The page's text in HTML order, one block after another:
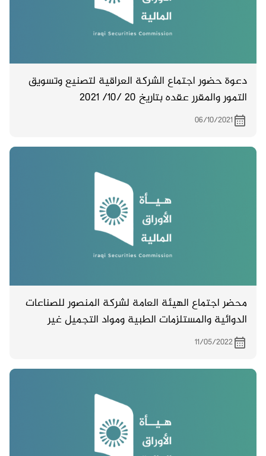
دعوة حضور اجتماع الشركة العراقية لتصنيع وتسويق
التمور والمقرر عقده بتاريخ 20 /10/ 2021
06/10/2021
محضر اجتماع الهيئة العامة لشركة المنصور للصناعات
الدوائية والمستلزمات الطبية ومواد التجميل غير
المصدق والمنعقد بتاريخ 7/5/2022
11/05/2022